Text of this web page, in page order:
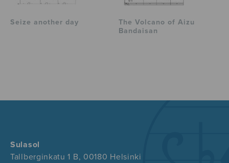
Seize another day
The Volcano of Aizu
Bandaisan
Sulasol
Tallberginkatu 1 B, 00180 Helsinki